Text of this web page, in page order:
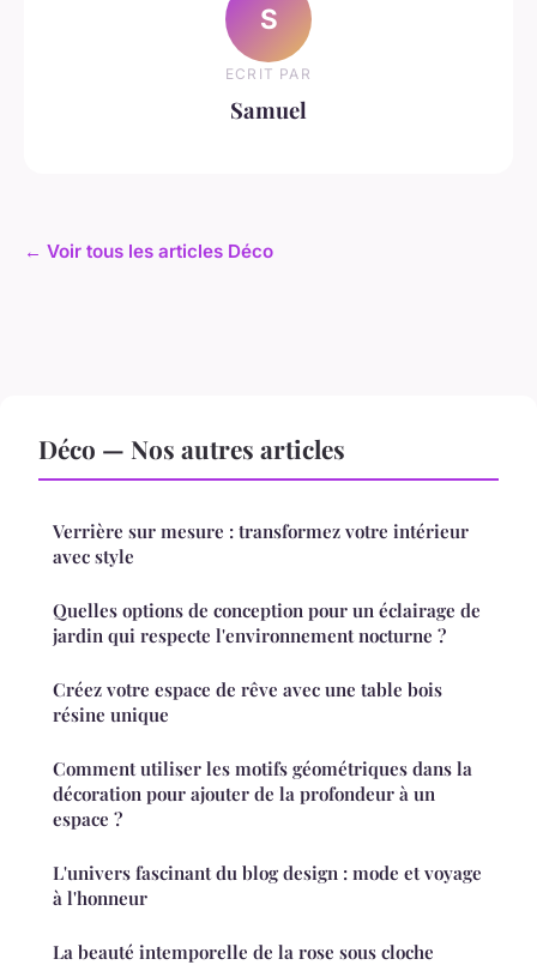
S
ECRIT PAR
Samuel
← Voir tous les articles Déco
Déco — Nos autres articles
Verrière sur mesure : transformez votre intérieur
avec style
Quelles options de conception pour un éclairage de
jardin qui respecte l'environnement nocturne ?
Créez votre espace de rêve avec une table bois
résine unique
Comment utiliser les motifs géométriques dans la
décoration pour ajouter de la profondeur à un
espace ?
L'univers fascinant du blog design : mode et voyage
à l'honneur
La beauté intemporelle de la rose sous cloche